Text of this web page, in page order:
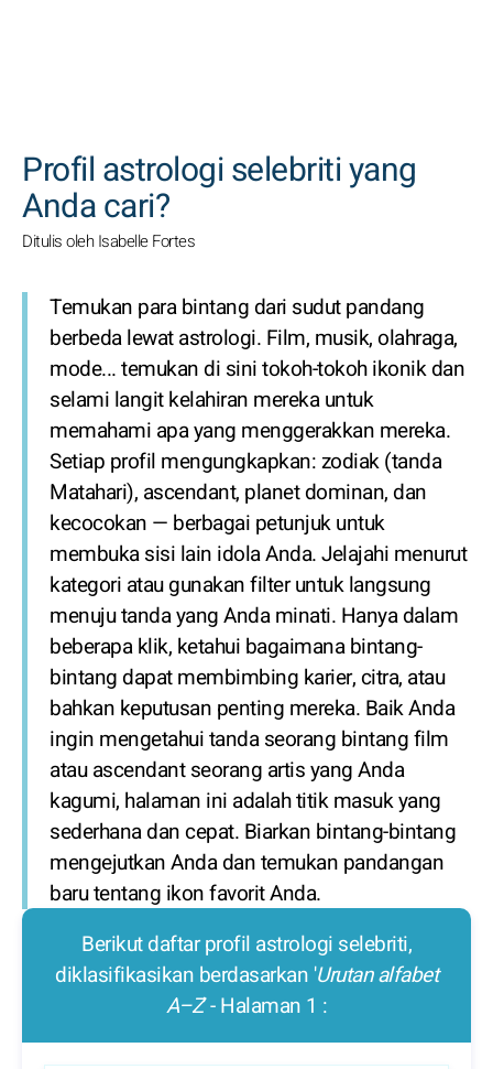
Profil astrologi selebriti yang
Anda cari?
Ditulis oleh Isabelle Fortes
Temukan para bintang dari sudut pandang
berbeda lewat astrologi. Film, musik, olahraga,
mode... temukan di sini tokoh-tokoh ikonik dan
selami langit kelahiran mereka untuk
memahami apa yang menggerakkan mereka.
Setiap profil mengungkapkan: zodiak (tanda
Matahari), ascendant, planet dominan, dan
kecocokan — berbagai petunjuk untuk
membuka sisi lain idola Anda. Jelajahi menurut
kategori atau gunakan filter untuk langsung
menuju tanda yang Anda minati. Hanya dalam
beberapa klik, ketahui bagaimana bintang-
bintang dapat membimbing karier, citra, atau
bahkan keputusan penting mereka. Baik Anda
ingin mengetahui tanda seorang bintang film
atau ascendant seorang artis yang Anda
kagumi, halaman ini adalah titik masuk yang
sederhana dan cepat. Biarkan bintang-bintang
mengejutkan Anda dan temukan pandangan
baru tentang ikon favorit Anda.
Berikut daftar profil astrologi selebriti,
diklasifikasikan berdasarkan 'Urutan alfabet
A–Z' - Halaman 1 :